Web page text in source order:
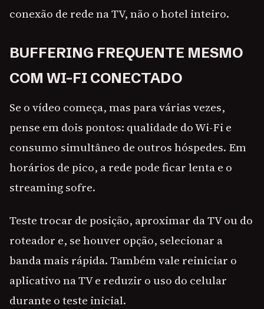
conexão de rede na TV, não o hotel inteiro.
BUFFERING FREQUENTE MESMO
COM WI-FI CONECTADO
Se o vídeo começa, mas para várias vezes,
pense em dois pontos: qualidade do Wi-Fi e
consumo simultâneo de outros hóspedes. Em
horários de pico, a rede pode ficar lenta e o
streaming sofre.
Teste trocar de posição, aproximar da TV ou do
roteador e, se houver opção, selecionar a
banda mais rápida. Também vale reiniciar o
aplicativo na TV e reduzir o uso do celular
durante o teste inicial.